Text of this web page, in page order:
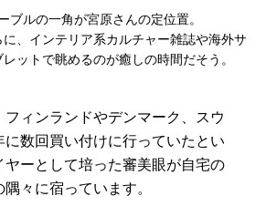
ブルの一角が宮原さんの定位置。
、インテリア系カルチャー雑誌や海外サ
ットで眺めるのが癒しの時間だそう。
フィンランドやデンマーク、スウ
に数回買い付けに行っていたとい
ヤーとして培った審美眼が自宅の
々に宿っています。